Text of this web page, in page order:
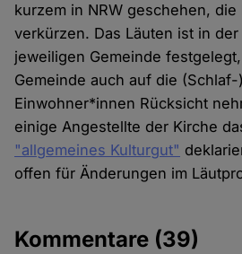
kurzem in NRW geschehen, die
verkürzen. Das Läuten ist in der
jeweiligen Gemeinde
Gemeinde auch auf die
Einwohner*innen Rücksicht
einige Angestellte der Kirche
"allgemeines Kulturgut"
offen für Änderungen im
Kommentare (39)